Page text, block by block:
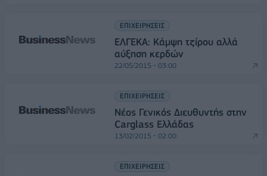
ΕΠΙΧΕΙΡΗΣΕΙΣ
EΛΓΕΚΑ: Κάμψη τζίρου αλλά
αύξηση κερδών
22/05/2015 - 03:00
ΕΠΙΧΕΙΡΗΣΕΙΣ
Νέος Γενικός Διευθυντής στην
Carglass Ελλάδας
13/02/2015 - 02:00
ΕΠΙΧΕΙΡΗΣΕΙΣ